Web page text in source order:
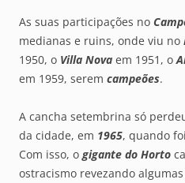
As suas participações no
medianas e ruins, onde viu no
1950, o Villa Nova em 1951, o
em 1959, serem campeões.
A cancha setembrina só
da cidade, em 1965, quando
Com isso, o gigante do Horto
ostracismo revezando